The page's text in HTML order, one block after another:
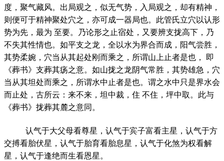
度，聚气藏风。出局观之，似无气势，入局观之，却有精神，
则便可于精神聚处穴之，亦可成一器局也。此管氏立穴以认形
势为先，最为 至要。乃论形之止宿处，又要辨支拢高下，乃
不失其性情也。如平支之龙，全以水为界合而成，阳气尝胜，
其势柔婉，穴当从其起处刚而乘之，所谓山上止者是也， 即
《葬书》支葬其疡之意。如山拢之龙阴气常胜，其势雄急，穴
当从其坦处而乘之，所谓水中止者是也。谓之水中只是界水会
而止处，古所云：来不来，坦中裁，住 不住，坪中取。此与
《葬书》拢葬其麓之意同。
认气于大父母看尊星，认气于宾子富看主星，认气于方
交搏看胎伏星，认气于胎育看胎息星，认气于化煞为权看解
星，认气于逢绝而生看恩星。